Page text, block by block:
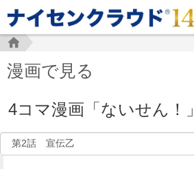
漫画で見る
4コマ漫画「ないせん！」